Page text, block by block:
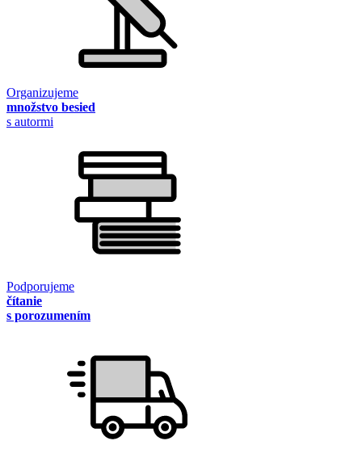
Organizujeme
množstvo besied
s autormi
Podporujeme
čítanie
s porozumením